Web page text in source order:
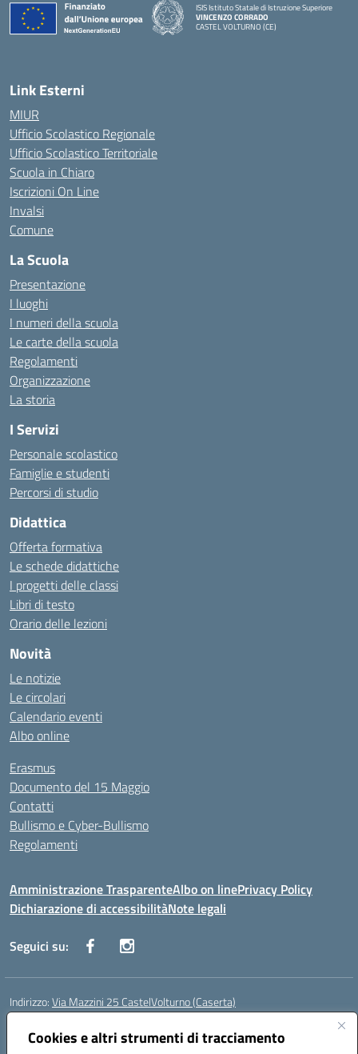
Cookies e altri strumenti di tracciamento
ISIS Istituto Statale di Istruzione Superiore
VINCENZO CORRADO
CASTEL VOLTURNO (CE)
Link Esterni
MIUR
Ufficio Scolastico Regionale
Ufficio Scolastico Territoriale
Scuola in Chiaro
Iscrizioni On Line
Invalsi
Comune
La Scuola
Presentazione
I luoghi
I numeri della scuola
Le carte della scuola
Regolamenti
Organizzazione
La storia
I Servizi
Personale scolastico
Famiglie e studenti
Percorsi di studio
Didattica
Offerta formativa
Le schede didattiche
I progetti delle classi
Libri di testo
Orario delle lezioni
Novità
Le notizie
Le circolari
Calendario eventi
Albo online
Erasmus
Documento del 15 Maggio
Contatti
Bullismo e Cyber-Bullismo
Regolamenti
Amministrazione TrasparenteAlbo on linePrivacy Policy
Dichiarazione di accessibilitàNote legali
Seguici su:
Indirizzo:Via Mazzini 25 CastelVolturno (Caserta)
Centralino:
Posta elettronica certificata (PEC):ceis014005@pec.istruzione.it